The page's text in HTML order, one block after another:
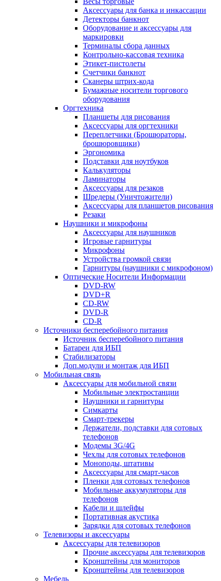
Аксессуары для банка и инкассации
Детекторы банкнот
Оборудование и аксессуары для
маркировки
Терминалы сбора данных
Контрольно-кассовая техника
Этикет-пистолеты
Счетчики банкнот
Сканеры штрих-кода
Бумажные носители торгового
оборудования
Оргтехника
Планшеты для рисования
Аксессуары для оргтехники
Переплетчики (Брошюраторы,
брошюровщики)
Эргономика
Подставки для ноутбуков
Калькуляторы
Ламинаторы
Аксессуары для резаков
Шредеры (Уничтожители)
Аксессуары для планшетов рисования
Резаки
Наушники и микрофоны
Аксессуары для наушников
Игровые гарнитуры
Микрофоны
Устройства громкой связи
Гарнитуры (наушники с микрофоном)
Оптические Носители Информации
DVD-RW
DVD+R
CD-RW
DVD-R
CD-R
Источники бесперебойного питания
Источник бесперебойного питания
Батареи для ИБП
Стабилизаторы
Доп.модули и монтаж для ИБП
Мобильная связь
Аксессуары для мобильной связи
Мобильные электростанции
Наушники и гарнитуры
Симкарты
Смарт-трекеры
Держатели, подставки для сотовых
телефонов
Модемы 3G/4G
Чехлы для сотовых телефонов
Моноподы, штативы
Аксессуары для смарт-часов
Пленки для сотовых телефонов
Мобильные аккумуляторы для
телефонов
Кабели и шлейфы
Портативная акустика
Зарядки для сотовых телефонов
Телевизоры и аксессуары
Аксессуары для телевизоров
Прочие аксессуары для телевизоров
Кронштейны для мониторов
Кронштейны для телевизоров
Мебель